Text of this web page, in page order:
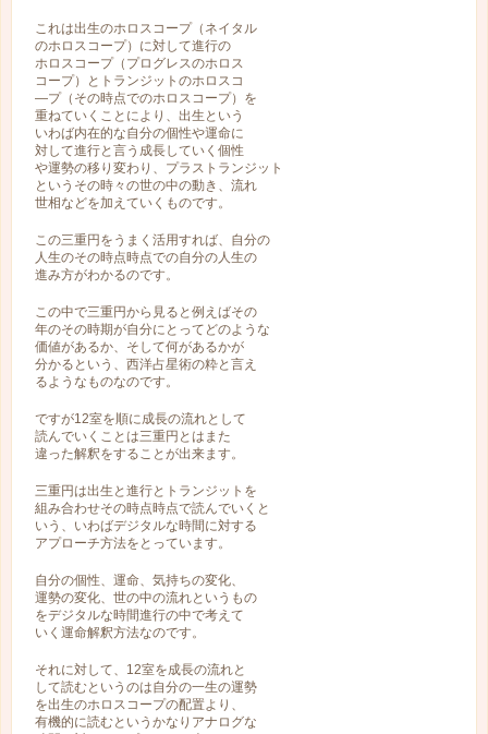
これは出生のホロスコープ（ネイタル
のホロスコープ）に対して進行の
ホロスコープ（プログレスのホロス
コープ）とトランジットのホロスコ
―プ（その時点でのホロスコープ）を
重ねていくことにより、出生という
いわば内在的な自分の個性や運命に
対して進行と言う成長していく個性
や運勢の移り変わり、プラストランジット
というその時々の世の中の動き、流れ
世相などを加えていくものです。
この三重円をうまく活用すれば、自分の
人生のその時点時点での自分の人生の
進み方がわかるのです。
この中で三重円から見ると例えばその
年のその時期が自分にとってどのような
価値があるか、そして何があるかが
分かるという、西洋占星術の粋と言え
るようなものなのです。
ですが12室を順に成長の流れとして
読んでいくことは三重円とはまた
違った解釈をすることが出来ます。
三重円は出生と進行とトランジットを
組み合わせその時点時点で読んでいくと
いう、いわばデジタルな時間に対する
アプローチ方法をとっています。
自分の個性、運命、気持ちの変化、
運勢の変化、世の中の流れというもの
をデジタルな時間進行の中で考えて
いく運命解釈方法なのです。
それに対して、12室を成長の流れと
して読むというのは自分の一生の運勢
を出生のホロスコープの配置より、
有機的に読むというかなりアナログな